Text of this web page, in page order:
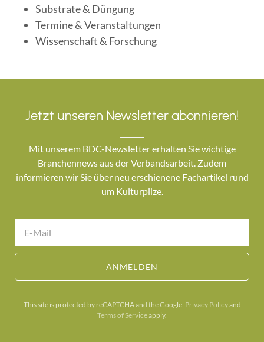
Substrate & Düngung
Termine & Veranstaltungen
Wissenschaft & Forschung
Jetzt unseren Newsletter abonnieren!
Mit unserem BDC-Newsletter erhalten Sie wichtige
Branchennews aus der Verbandsarbeit. Zudem
informieren wir Sie über neu erschienene Fachartikel rund
um Kulturpilze.
ANMELDEN
This site is protected by reCAPTCHA and the Google. Privacy Policyand
Terms of Serviceapply.